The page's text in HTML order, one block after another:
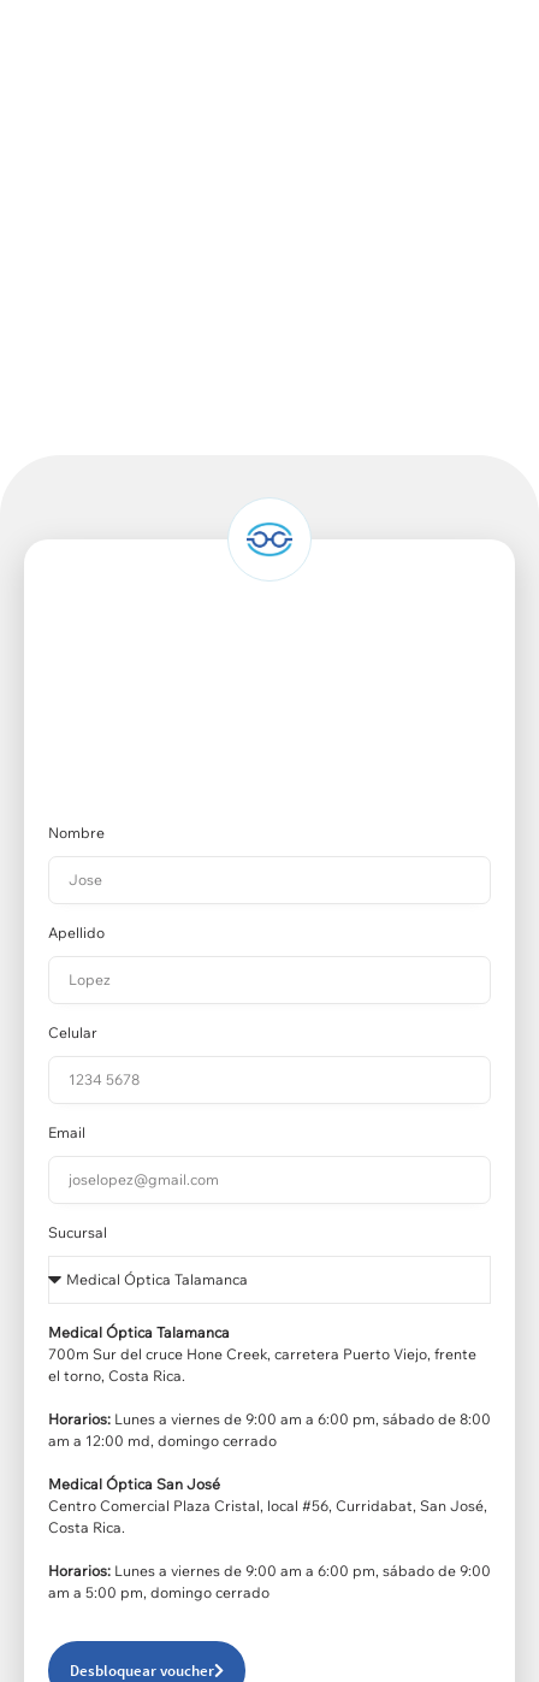
Nombre
Apellido
Celular
Email
Sucursal
Medical Óptica Talamanca
700m Sur del cruce Hone Creek, carretera Puerto Viejo, frente
el torno, Costa Rica.
Horarios: Lunes a viernes de 9:00 am a 6:00 pm, sábado de 8:00
am a 12:00 md, domingo cerrado
Medical Óptica San José
Centro Comercial Plaza Cristal, local #56, Curridabat, San José,
Costa Rica.
Horarios: Lunes a viernes de 9:00 am a 6:00 pm, sábado de 9:00
am a 5:00 pm, domingo cerrado
Desbloquear voucher